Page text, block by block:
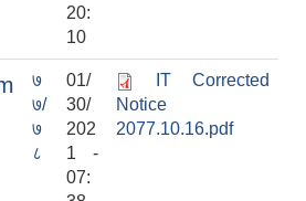
20:
10
७
७/
७
८
01/
30/
202
1 -
07:
IT Corrected
Notice
2077.10.16.pdf